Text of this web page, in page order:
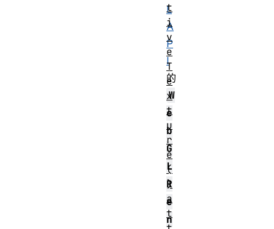
L
A
P
I
的
W
e
b
G
L
R
e
n
t
i
v
e
T
e
x
t
u
r
e
(
)
a
t